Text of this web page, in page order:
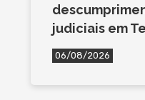
judiciais em
06/08/2026